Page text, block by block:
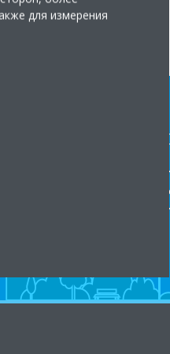
Нужна
для измерения